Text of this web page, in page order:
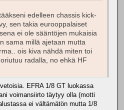
edelleen chassis kick-
sen takia eurooppalaiset
ei ole sääntöjen mukaisia
sama millä ajetaan mutta
ois kiva nähdä miten toi
radalla, no ehkä HF
EFRA 1/8 GT luokassa
voimansiirto täytyy olla (motti
ei vältämätön mutta 1/8